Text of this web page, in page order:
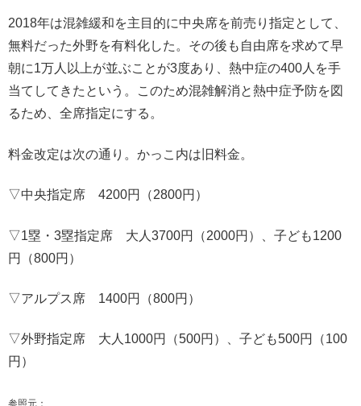
2018年は混雑緩和を主目的に中央席を前売り指定として、
無料だった外野を有料化した。その後も自由席を求めて早
朝に1万人以上が並ぶことが3度あり、熱中症の400人を手
当てしてきたという。このため混雑解消と熱中症予防を図
るため、全席指定にする。
料金改定は次の通り。かっこ内は旧料金。
▽中央指定席 4200円（2800円）
▽1塁・3塁指定席 大人3700円（2000円）、子ども1200
円（800円）
▽アルプス席 1400円（800円）
▽外野指定席 大人1000円（500円）、子ども500円（100
円）
参照元：